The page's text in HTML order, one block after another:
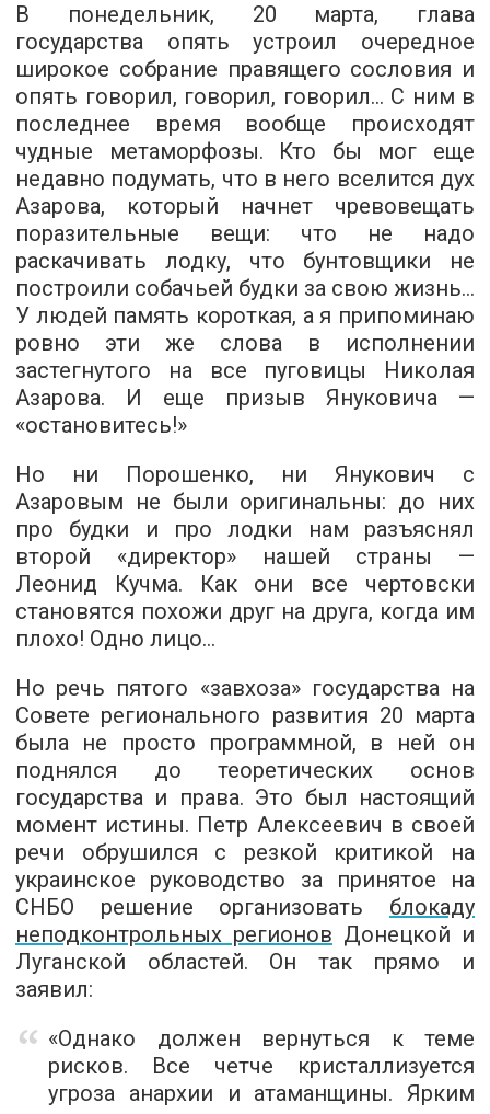
В понедельник, 20 марта, глава
государства опять устроил очередное
широкое собрание правящего сословия и
опять говорил, говорил, говорил… С ним в
последнее время вообще происходят
чудные метаморфозы. Кто бы мог еще
недавно подумать, что в него вселится дух
Азарова, который начнет чревовещать
поразительные вещи: что не надо
раскачивать лодку, что бунтовщики не
построили собачьей будки за свою жизнь…
У людей память короткая, а я припоминаю
ровно эти же слова в исполнении
застегнутого на все пуговицы Николая
Азарова. И еще призыв Януковича —
«остановитесь!»
Но ни Порошенко, ни Янукович с
Азаровым не были оригинальны: до них
про будки и про лодки нам разъяснял
второй «директор» нашей страны —
Леонид Кучма. Как они все чертовски
становятся похожи друг на друга, когда им
плохо! Одно лицо…
Но речь пятого «завхоза» государства на
Совете регионального развития 20 марта
была не просто программной, в ней он
поднялся до теоретических основ
государства и права. Это был настоящий
момент истины. Петр Алексеевич в своей
речи обрушился с резкой критикой на
украинское руководство за принятое на
СНБО решение организовать блокаду
неподконтрольных регионов Донецкой и
Луганской областей. Он так прямо и
заявил:
«Однако должен вернуться к теме
рисков. Все четче кристаллизуется
угроза анархии и атаманщины. Ярким